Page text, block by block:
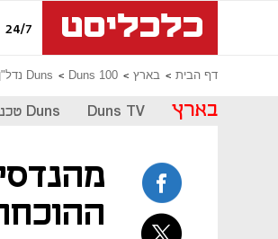
24/7
דף הבית בארץ Duns 100 Duns נדל"ן
בארץ Duns TV Duns טכנולוגיה